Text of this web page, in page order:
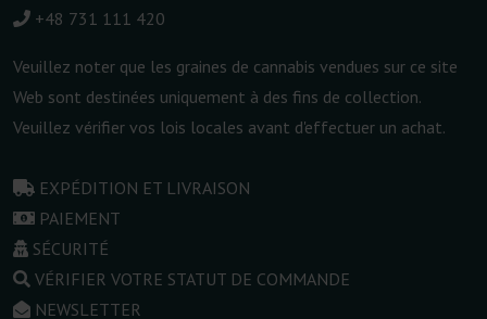
+48 731 111 420
Veuillez noter que les graines de cannabis vendues sur ce site
Web sont destinées uniquement à des fins de collection.
Veuillez vérifier vos lois locales avant d'effectuer un achat.
EXPÉDITION ET LIVRAISON
PAIEMENT
SÉCURITÉ
VÉRIFIER VOTRE STATUT DE COMMANDE
NEWSLETTER